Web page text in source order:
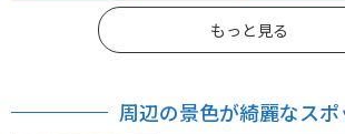
もっと見る
周辺の景色が綺麗なスポ